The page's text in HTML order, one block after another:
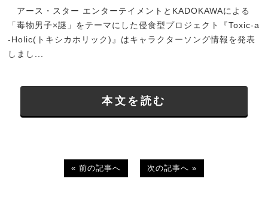
アース・スター エンターテイメントとKADOKAWAによる
「毒物男子×謎」をテーマにした侵食型プロジェクト『Toxic-a
-Holic(トキシカホリック)』はキャラクターソング情報を発表
しまし...
本文を読む
« 前の記事へ 次の記事へ »